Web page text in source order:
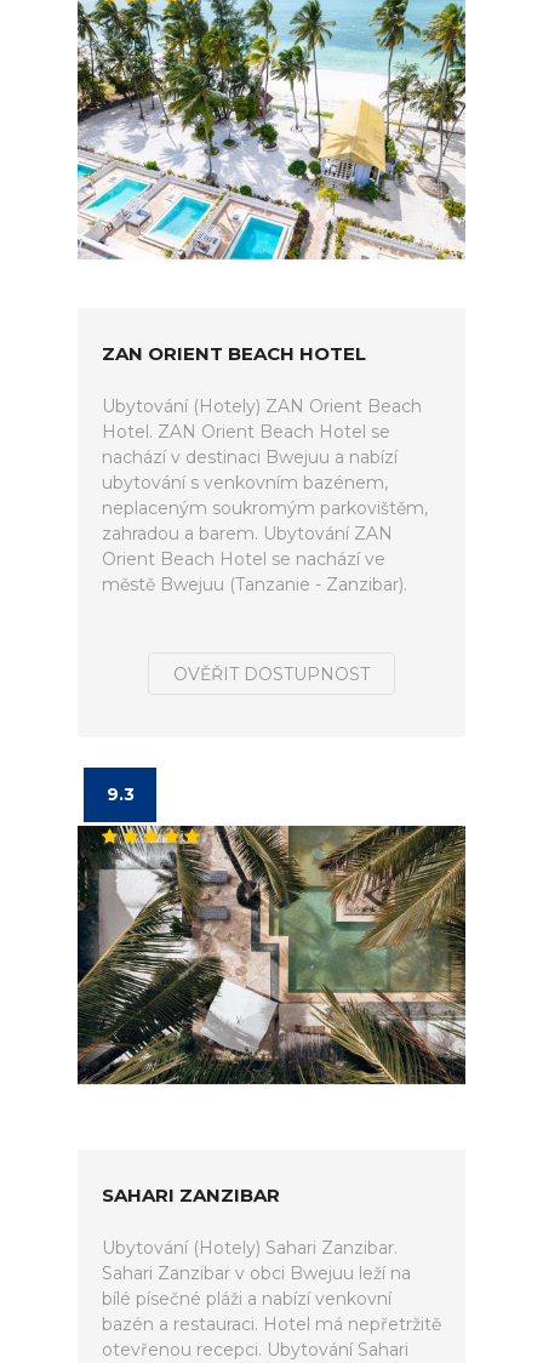
ZAN ORIENT BEACH HOTEL
Ubytování (Hotely) ZAN Orient Beach
Hotel. ZAN Orient Beach Hotel se
nachází v destinaci Bwejuu a nabízí
ubytování s venkovním bazénem,
neplaceným soukromým parkovištěm,
zahradou a barem. Ubytování ZAN
Orient Beach Hotel se nachází ve
městě Bwejuu (Tanzanie - Zanzibar).
OVĚŘIT DOSTUPNOST
9.3
SAHARI ZANZIBAR
Ubytování (Hotely) Sahari Zanzibar.
Sahari Zanzibar v obci Bwejuu leží na
bílé písečné pláži a nabízí venkovní
bazén a restauraci. Hotel má nepřetržitě
otevřenou recepci. Ubytování Sahari